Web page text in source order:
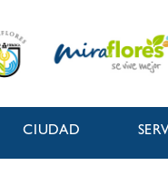
CIUDAD